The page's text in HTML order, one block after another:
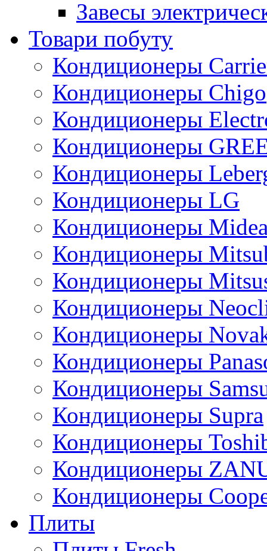
Завесы
Товари побуту
Кондиционеры
Кондиционеры Chigo
Кондиционеры
Кондиционеры
Кондиционеры
Кондиционеры LG
Кондиционеры
Кондиционеры
Кондиционеры
Кондиционеры
Кондиционеры
Кондиционеры
Кондиционеры
Кондиционеры Supra
Кондиционеры
Кондиционеры
Кондиционеры
Плиты